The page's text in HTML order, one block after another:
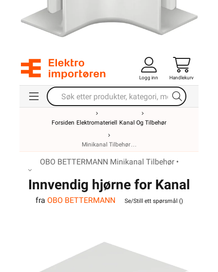
Logg inn Handlekurv
Forsiden Elektromateriell Kanal Og Tilbehør
Minikanal Tilbehør
OBO BETTERMANN Minikanal Tilbehør •
Innvendig hjørne for Kanal
WDK15030RW
fra OBO BETTERMANN Se/Still ett spørsmål ()